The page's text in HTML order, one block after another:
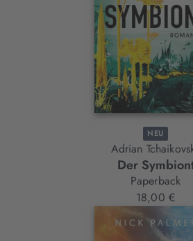
NEU
Adrian
Der
Paperback
18,00 €